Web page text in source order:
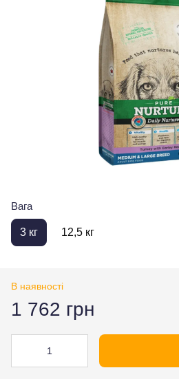
Вага
3 кг 12,5 кг
В наявності
1 762 грн